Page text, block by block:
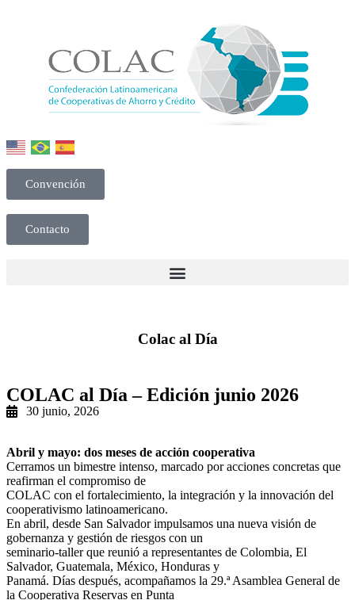
Convención
Contacto
Colac al Día
COLAC al Día – Edición junio 2026
30 junio, 2026
Abril y mayo: dos meses de acción cooperativa
Cerramos un bimestre intenso, marcado por acciones concretas que
reafirman el compromiso de
COLAC con el fortalecimiento, la integración y la innovación del
cooperativismo latinoamericano.
En abril, desde San Salvador impulsamos una nueva visión de
gobernanza y gestión de riesgos con un
seminario-taller que reunió a representantes de Colombia, El
Salvador, Guatemala, México, Honduras y
Panamá. Días después, acompañamos la 29.ª Asamblea General de
la Cooperativa Reservas en Punta